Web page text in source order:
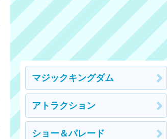
マジックキングダム
アトラクション
ショー＆パレード